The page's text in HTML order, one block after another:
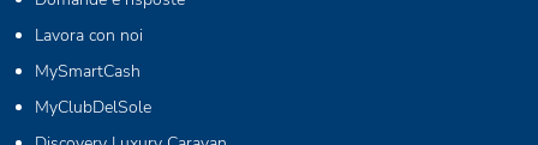
Lavora con noi
MySmartCash
MyClubDelSole